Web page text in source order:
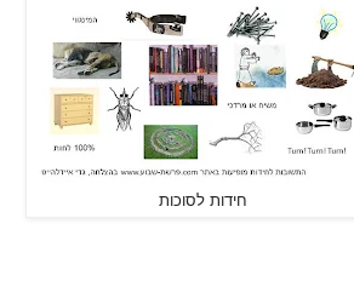
חידות לסוכות